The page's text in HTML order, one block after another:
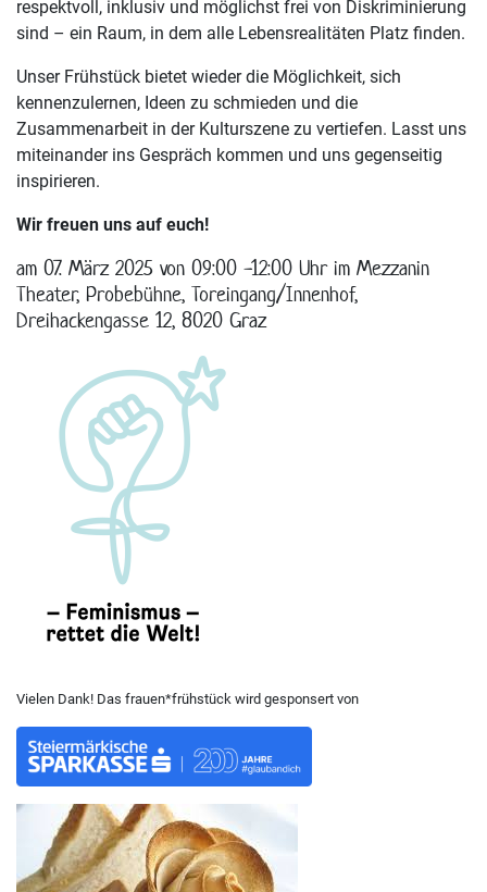
respektvoll, inklusiv und möglichst frei von Diskriminierung
sind – ein Raum, in dem alle Lebensrealitäten Platz finden.
Unser Frühstück bietet wieder die Möglichkeit, sich
kennenzulernen, Ideen zu schmieden und die
Zusammenarbeit in der Kulturszene zu vertiefen. Lasst uns
miteinander ins Gespräch kommen und uns gegenseitig
inspirieren.
Wir freuen uns auf euch!
am 07. März 2025 von 09:00 -12:00 Uhr im Mezzanin
Theater, Probebühne, Toreingang/Innenhof,
Dreihackengasse 12, 8020 Graz
Vielen Dank! Das frauen*frühstück wird gesponsert von